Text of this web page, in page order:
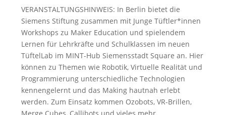
VERANSTALTUNGSHINWEIS: In Berlin bietet die
Siemens Stiftung zusammen mit Junge Tüftler*innen
Workshops zu Maker Education und spielendem
Lernen für Lehrkräfte und Schulklassen im neuen
TüftelLab im MINT-Hub Siemensstadt Square an. Hier
können zu Themen wie Robotik, Virtuelle Realität und
Programmierung unterschiedliche Technologien
kennengelernt und das Making hautnah erlebt
werden. Zum Einsatz kommen Ozobots, VR-Brillen,